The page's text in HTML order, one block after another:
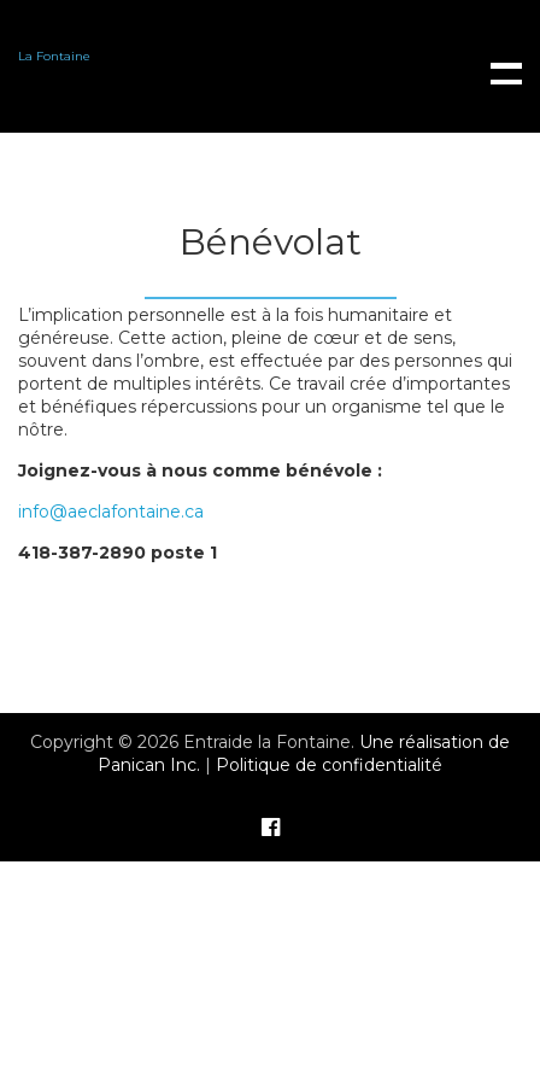
La Fontaine
Bénévolat
L’implication personnelle est à la fois humanitaire et
généreuse. Cette action, pleine de cœur et de sens,
souvent dans l’ombre, est effectuée par des personnes qui
portent de multiples intérêts. Ce travail crée d’importantes
et bénéfiques répercussions pour un organisme tel que le
nôtre.
Joignez-vous à nous comme bénévole :
info@aeclafontaine.ca
418-387-2890 poste 1
Copyright © 2026 Entraide la Fontaine. Une réalisation de
Panican Inc. | Politique de confidentialité